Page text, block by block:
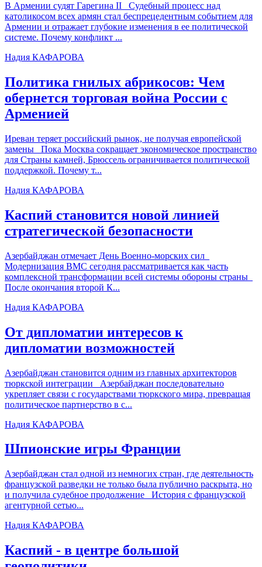
В Армении судят Гарегина II Судебный процесс над
католикосом всех армян стал беспрецедентным событием для
Армении и отражает глубокие изменения в ее политической
системе. Почему конфликт ...
Надия КАФАРОВА
Политика гнилых абрикосов: Чем
обернется торговая война России с
Арменией
Иреван теряет российский рынок, не получая европейской
замены Пока Москва сокращает экономическое пространство
для Страны камней, Брюссель ограничивается политической
поддержкой. Почему т...
Надия КАФАРОВА
Каспий становится новой линией
стратегической безопасности
Азербайджан отмечает День Военно-морских сил
Модернизация ВМС сегодня рассматривается как часть
комплексной трансформации всей системы обороны страны
После окончания второй К...
Надия КАФАРОВА
От дипломатии интересов к
дипломатии возможностей
Азербайджан становится одним из главных архитекторов
тюркской интеграции Азербайджан последовательно
укрепляет связи с государствами тюркского мира, превращая
политическое партнерство в с...
Надия КАФАРОВА
Шпионские игры Франции
Азербайджан стал одной из немногих стран, где деятельность
французской разведки не только была публично раскрыта, но
и получила судебное продолжение История с французской
агентурной сетью...
Надия КАФАРОВА
Каспий - в центре большой